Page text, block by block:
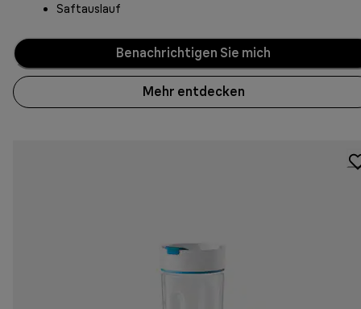
Saftauslauf
Benachrichtigen Sie mich
Mehr entdecken